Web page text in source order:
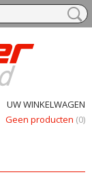
UW WINKELWAGEN
Geen producten (0)